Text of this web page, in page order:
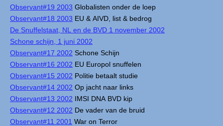
Observant#19 2003 Globalisten onder de loep
Observant#18 2003 EU & AIVD, list & bedrog
De Snuffelstaat, NL en de BVD 1 november 2002
Schone schijn, 1 juni 2002
Observant#17 2002 Schone Schijn
Observant#16 2002 EU Europol snuffelen
Observant#15 2002 Politie betaalt studie
Observant#14 2002 Op jacht naar links
Observant#13 2002 IMSI DNA BVD kip
Observant#12 2002 De vader van de bruid
Observant#11 2001 War on Terror